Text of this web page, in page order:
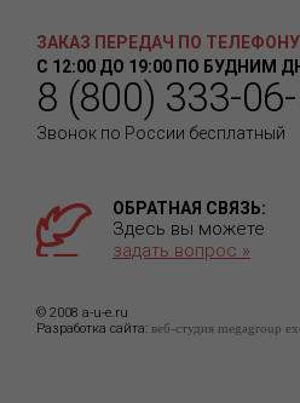
ЗАКАЗ ПЕРЕДАЧ ПО
С 12:00 ДО 19:00 ПО БУДНИМ
8 (800) 333-
Звонок по России бесплатный
ОБРАТНАЯ СВЯЗЬ:
Здесь вы можете
задать вопрос »
© 2008 a-u-e.ru
Разработка сайта: веб-студия megagroup